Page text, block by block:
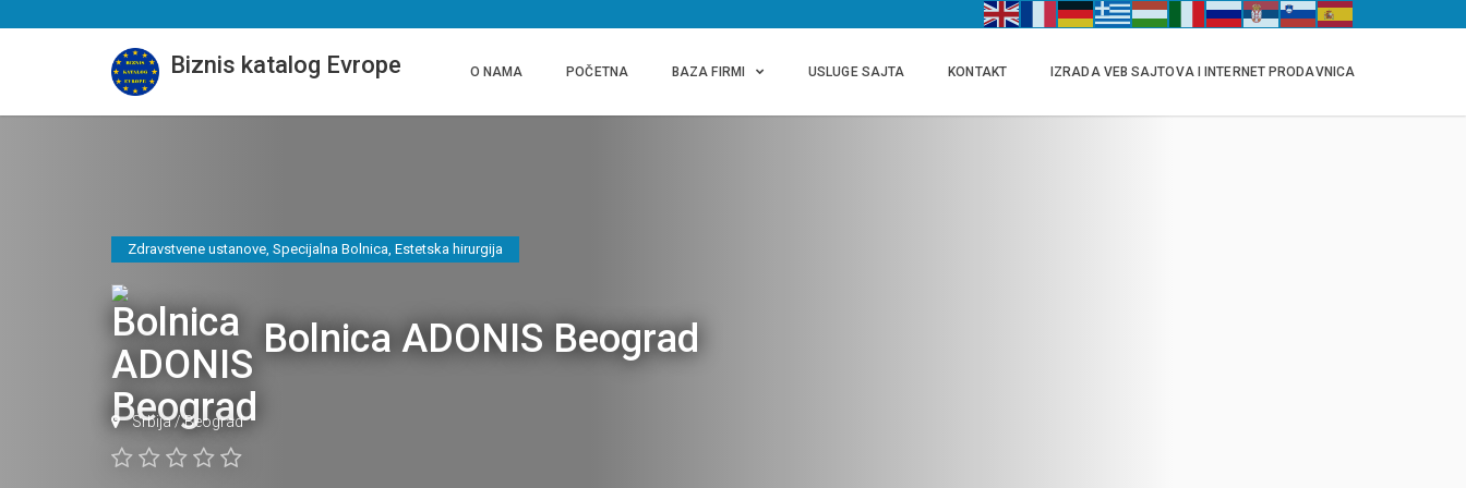
Biznis katalog Evrope O NAMA POČETNA BAZA FIRMI USLUGE SAJTA KONTAKT IZRADA VEB SAJTOVA I INTERNET PRODAVNICA
Zdravstvene ustanove, Specijalna Bolnica, Estetska hirurgija
Bolnica ADONIS Beograd
Srbija/Beograd